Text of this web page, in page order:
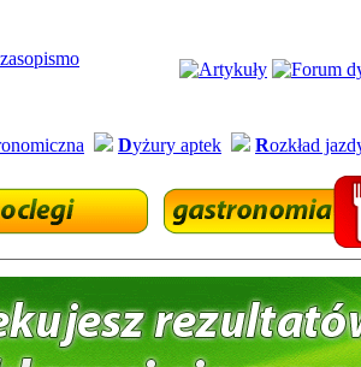
Dyżury aptek Rozkład